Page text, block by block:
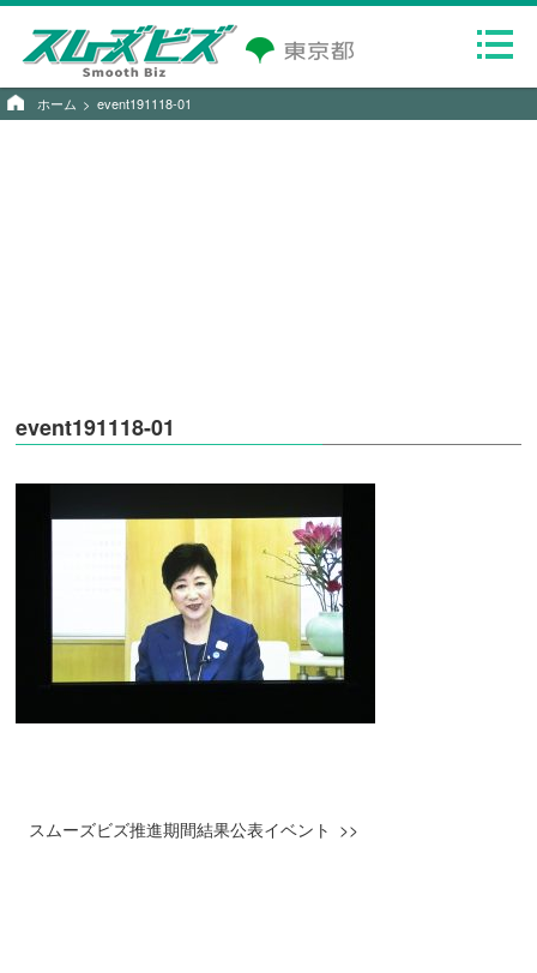
ホーム event191118-01
event191118-01
スムーズビズ推進期間結果公表イベント